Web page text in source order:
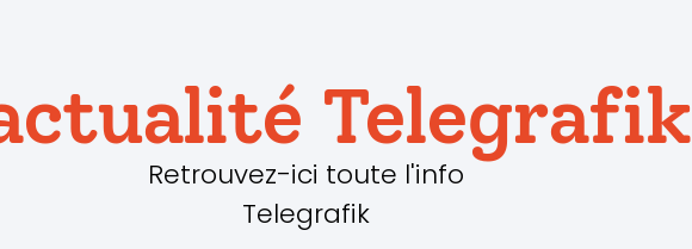
Telegrafik
Retrouvez-ici toute l'info
Telegrafik